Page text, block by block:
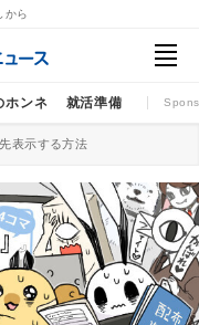
から
ホンネ 就活準備
表示する方法